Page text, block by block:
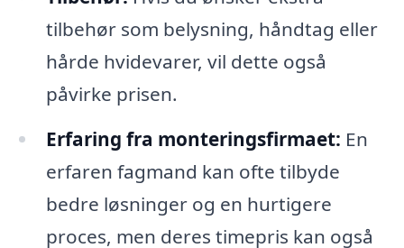
tilbehør som belysning, håndtag eller
hårde hvidevarer, vil dette også
påvirke prisen.
Erfaring fra monteringsfirmaet: En
erfaren fagmand kan ofte tilbyde
bedre løsninger og en hurtigere
proces, men deres timepris kan også